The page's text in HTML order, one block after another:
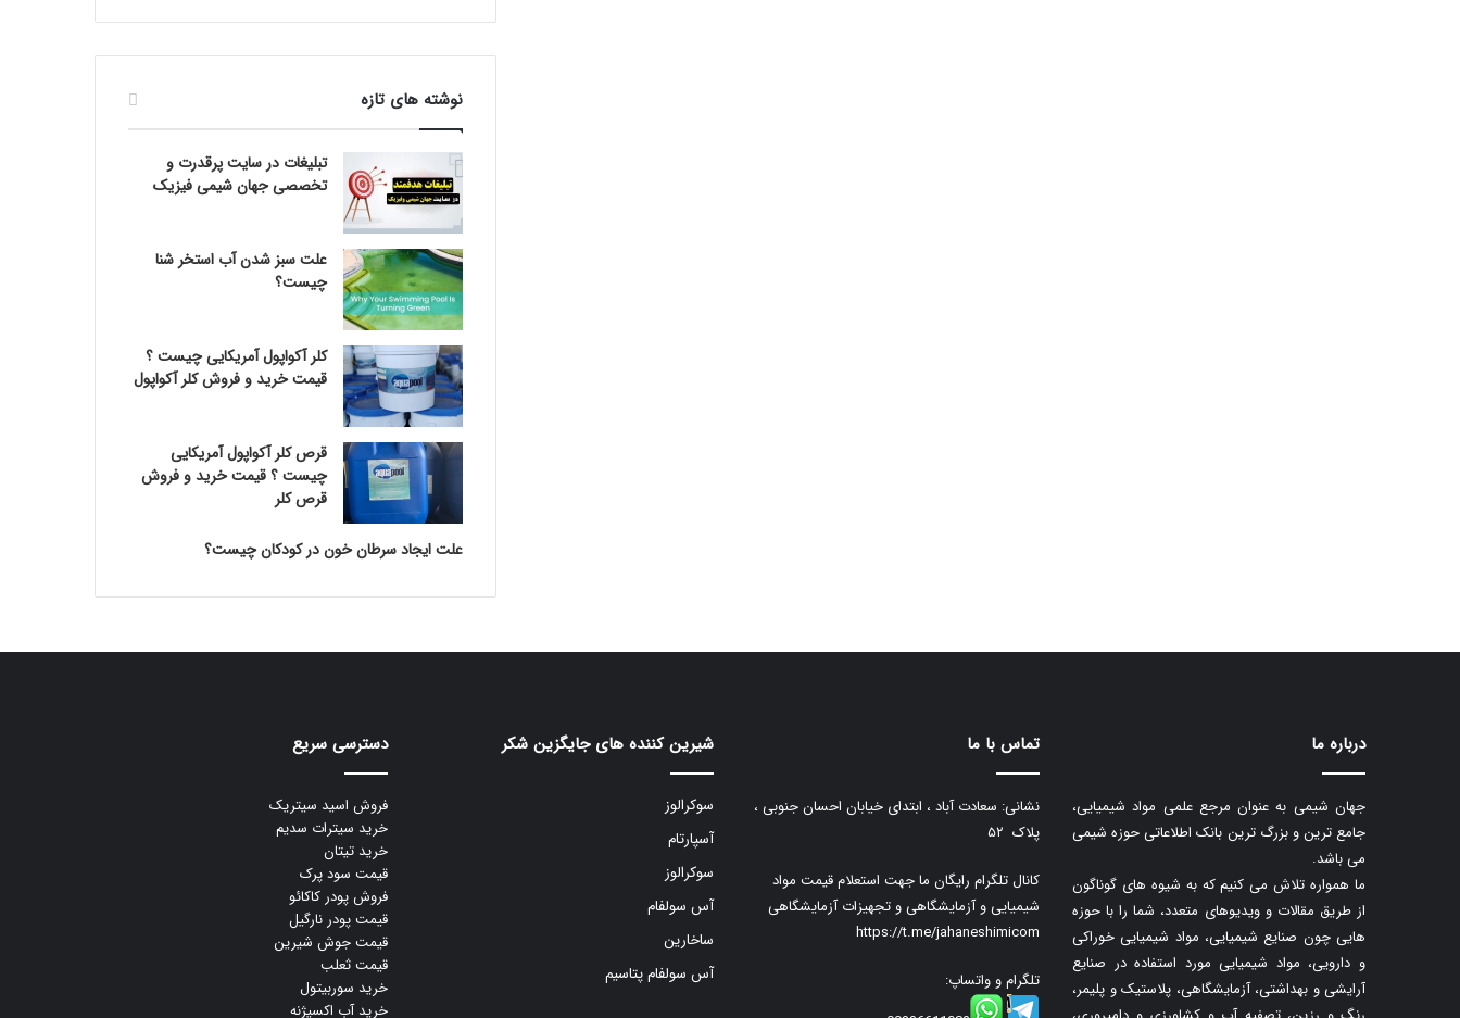
نوشته های تازه
تبلیغات در سایت پرقدرت و
تخصصی جهان شیمی فیزیک
علت سبز شدن آب استخر شنا
چیست؟
کلر آکواپول آمریکایی چیست ؟
قیمت خرید و فروش کلر آکواپول
قرص کلر آکواپول آمریکایی
چیست ؟ قیمت خرید و فروش
قرص کلر
علت ایجاد سرطان خون در کودکان چیست؟
درباره ما
جهان شیمی به عنوان مرجع علمی مواد شیمیایی،
جامع ترین و بزرگ ترین بانک اطلاعاتی حوزه شیمی
می باشد.
ما همواره تلاش می کنیم که به شیوه های گوناگون
از طریق مقالات و ویدیوهای متعدد، شما را با حوزه
هایی چون صنایع شیمیایی، مواد شیمیایی خوراکی
و دارویی، مواد شیمیایی مورد استفاده در صنایع
آرایشی و بهداشتی، آزمایشگاهی، پلاستیک و پلیمر،
تماس با ما
نشانی: سعادت آباد ، ابتدای خیابان احسان جنوبی ،
پلاک ۵۲
کانال تلگرام رایگان ما جهت استعلام قیمت مواد
شیمیایی و آزمایشگاهی و تجهیزات آزمایشگاهی
https://t.me/jahaneshimicom
تلگرام و واتساپ:
شیرین کننده های جایگزین شکر
سوکرالوز
آسپارتام
سوکرالوز
آس سولفام
ساخارین
آس سولفام پتاسیم
دسترسی سریع
فروش اسید سیتریک
خرید سیترات سدیم
خرید تیتان
قیمت سود پرک
فروش پودر کاکائو
قیمت پودر نارگیل
قیمت جوش شیرین
قیمت ثعلب
خرید سوربیتول
خرید آب اکسیژنه